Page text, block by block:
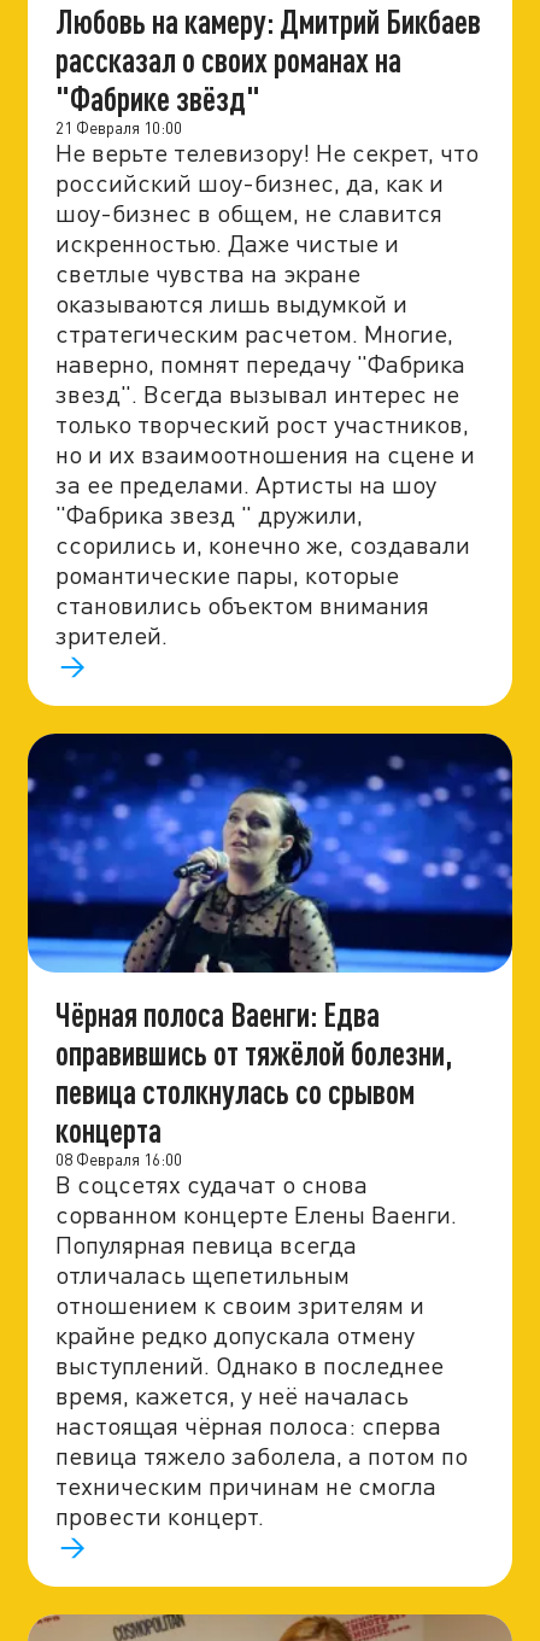
Любовь на камеру: Дмитрий Бикбаев
рассказал о своих романах на
"Фабрике звёзд"
21 Февраля 10:00
Не верьте телевизору! Не секрет, что
российский шоу-бизнес, да, как и
шоу-бизнес в общем, не славится
искренностью. Даже чистые и
светлые чувства на экране
оказываются лишь выдумкой и
стратегическим расчетом. Многие,
наверно, помнят передачу "Фабрика
звезд". Всегда вызывал интерес не
только творческий рост участников,
но и их взаимоотношения на сцене и
за ее пределами. Артисты на шоу
"Фабрика звезд " дружили,
ссорились и, конечно же, создавали
романтические пары, которые
становились объектом внимания
зрителей.
Чёрная полоса Ваенги: Едва
оправившись от тяжёлой болезни,
певица столкнулась со срывом
концерта
08 Февраля 16:00
В соцсетях судачат о снова
сорванном концерте Елены Ваенги.
Популярная певица всегда
отличалась щепетильным
отношением к своим зрителям и
крайне редко допускала отмену
выступлений. Однако в последнее
время, кажется, у неё началась
настоящая чёрная полоса: сперва
певица тяжело заболела, а потом по
техническим причинам не смогла
провести концерт.